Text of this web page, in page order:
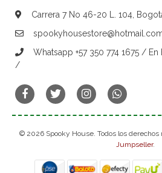
Carrera 7 No 46-20 L. 104,
Whatsapp +57 350 774 1675 /
/
© 2026 Spooky House. Todos los derechos
Jumpseller.